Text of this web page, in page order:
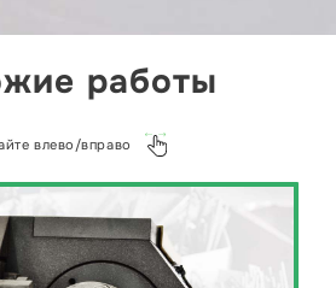
работы
влево/вправо